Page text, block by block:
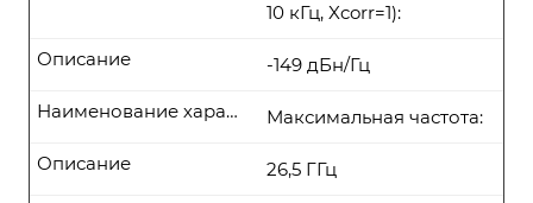
10 кГц, Xcorr=1):
-149 дБн/Гц
Описание
Максимальная частота:
Наименование характеристики
26,5 ГГц
Описание